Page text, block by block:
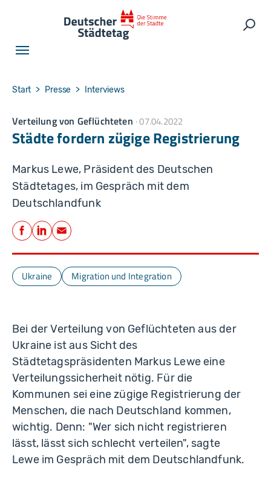
You are here:
Start Presse Interviews
Verteilung von Geflüchteten 07.04.2022
Städte fordern zügige Registrierung
Markus Lewe, Präsident des Deutschen
Städtetages, im Gespräch mit dem
Deutschlandfunk
Teilen
Facebook
LinkedIn
E-Mail
Ukraine Migration und Integration
Bei der Verteilung von Geflüchteten aus der
Ukraine ist aus Sicht des
Städtetagspräsidenten Markus Lewe eine
Verteilungssicherheit nötig. Für die
Kommunen sei eine zügige Registrierung der
Menschen, die nach Deutschland kommen,
wichtig. Denn: "Wer sich nicht registrieren
lässt, lässt sich schlecht verteilen", sagte
Lewe im Gespräch mit dem Deutschlandfunk.